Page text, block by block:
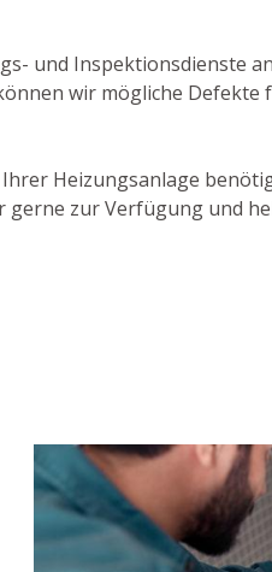
und Inspektionsdienste
wir mögliche
Heizungsanlage
zur Verfügung und